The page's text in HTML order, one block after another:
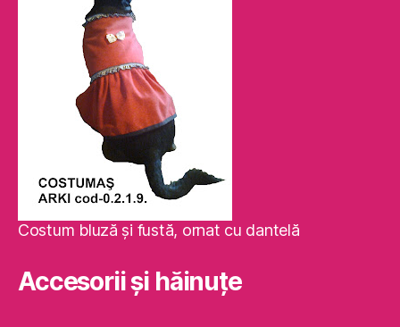
Costum bluză şi fustă, ornat cu dantelă
Accesorii și hăinuțe